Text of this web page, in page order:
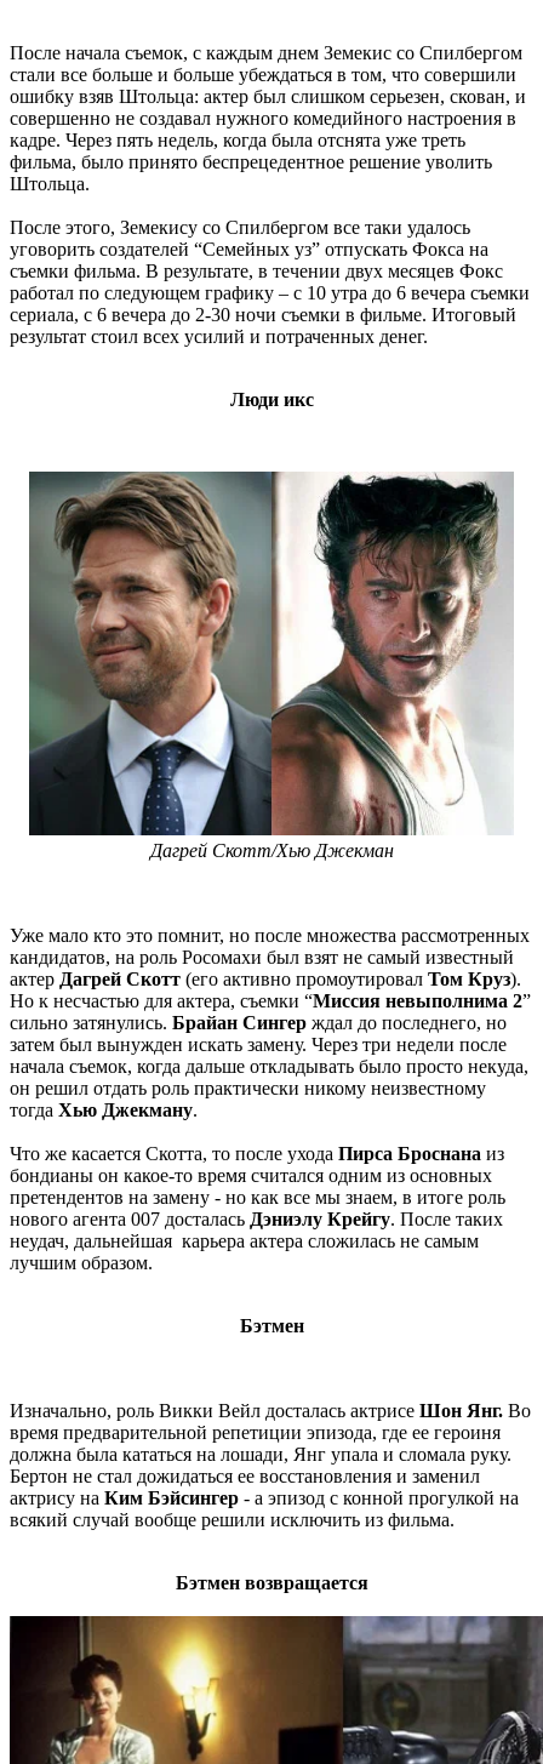
После начала съемок, с каждым днем Земекис со Спилбергом
стали все больше и больше убеждаться в том, что совершили
ошибку взяв Штольца: актер был слишком серьезен, скован, и
совершенно не создавал нужного комедийного настроения в
кадре. Через пять недель, когда была отснята уже треть
фильма, было принято беспрецедентное решение уволить
Штольца.
После этого, Земекису со Спилбергом все таки удалось
уговорить создателей “Семейных уз” отпускать Фокса на
съемки фильма. В результате, в течении двух месяцев Фокс
работал по следующем графику – с 10 утра до 6 вечера съемки
сериала, с 6 вечера до 2-30 ночи съемки в фильме. Итоговый
результат стоил всех усилий и потраченных денег.
Люди икс
Дагрей Скотт/Хью Джекман
Уже мало кто это помнит, но после множества рассмотренных
кандидатов, на роль Росомахи был взят не самый известный
актер Дагрей Скотт (его активно промоутировал Том Круз).
Но к несчастью для актера, съемки “Миссия невыполнима 2”
сильно затянулись. Брайан Сингер ждал до последнего, но
затем был вынужден искать замену. Через три недели после
начала съемок, когда дальше откладывать было просто некуда,
он решил отдать роль практически никому неизвестному
тогда Хью Джекману.
Что же касается Скотта, то после ухода Пирса Броснана из
бондианы он какое-то время считался одним из основных
претендентов на замену - но как все мы знаем, в итоге роль
нового агента 007 досталась Дэниэлу Крейгу. После таких
неудач, дальнейшая карьера актера сложилась не самым
лучшим образом.
Бэтмен
Изначально, роль Викки Вейл досталась актрисе Шон Янг. Во
время предварительной репетиции эпизода, где ее героиня
должна была кататься на лошади, Янг упала и сломала руку.
Бертон не стал дожидаться ее восстановления и заменил
актрису на Ким Бэйсингер - а эпизод с конной прогулкой на
всякий случай вообще решили исключить из фильма.
Бэтмен возвращается